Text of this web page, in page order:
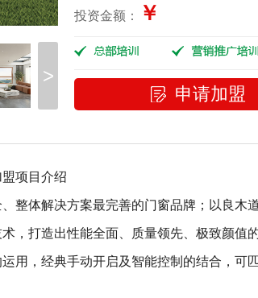
>
投资金额： ￥
申请加盟
项目介绍
整体解决方案最完善的门窗品牌；以良木
，打造出性能全面、质量领先、极致颜值
用，经典手动开启及智能控制的结合，可